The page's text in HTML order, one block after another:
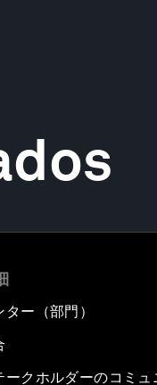
ター（部門）
ークホルダーのコミュ